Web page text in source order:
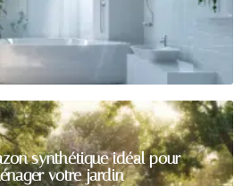
synthétique idéal pour
votre jardin